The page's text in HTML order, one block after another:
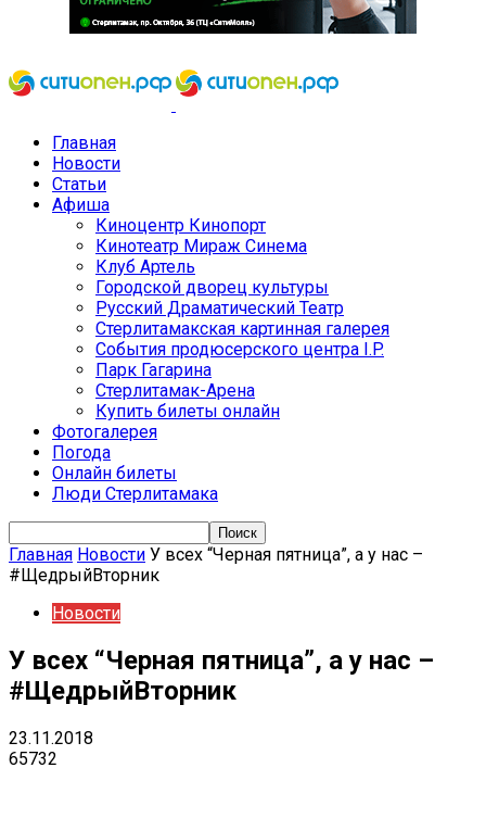
Главная
Новости
Статьи
Афиша
Киноцентр Кинопорт
Кинотеатр Мираж Синема
Клуб Артель
Городской дворец культуры
Русский Драматический Театр
Стерлитамакская картинная галерея
События продюсерского центра I.P.
Парк Гагарина
Стерлитамак-Арена
Купить билеты онлайн
Фотогалерея
Погода
Онлайн билеты
Люди Стерлитамака
Главная Новости У всех “Черная пятница”, а у нас –
#ЩедрыйВторник
Новости
У всех “Черная пятница”, а у нас –
#ЩедрыйВторник
23.11.2018
65732